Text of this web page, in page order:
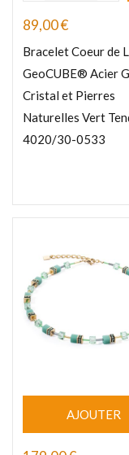
89,00€
Bracelet Coeur de
GeoCUBE® Acier
Cristal et Pierres
Naturelles Vert
4020/30-0533
AJOUTER